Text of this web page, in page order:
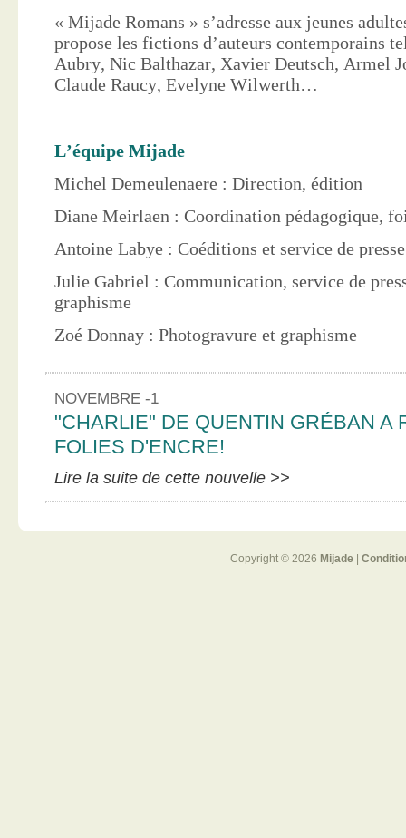
« Mijade Romans » s’adresse aux jeunes
propose les fictions d’auteurs contemporains
Aubry, Nic Balthazar, Xavier Deutsch, Armel
Claude Raucy, Evelyne Wilwerth…
L’équipe Mijade
Michel Demeulenaere : Direction, édition
Diane Meirlaen : Coordination pédagogique,
Antoine Labye : Coéditions et service de
Julie Gabriel : Communication, service de
graphisme
Zoé Donnay : Photogravure et graphisme
NOVEMBRE -1
"CHARLIE" DE QUENTIN GRÉBAN A
FOLIES D'ENCRE!
Lire la suite de cette nouvelle >>
Copyright © 2026 Mijade|